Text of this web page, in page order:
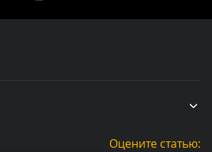
Оцените статью: